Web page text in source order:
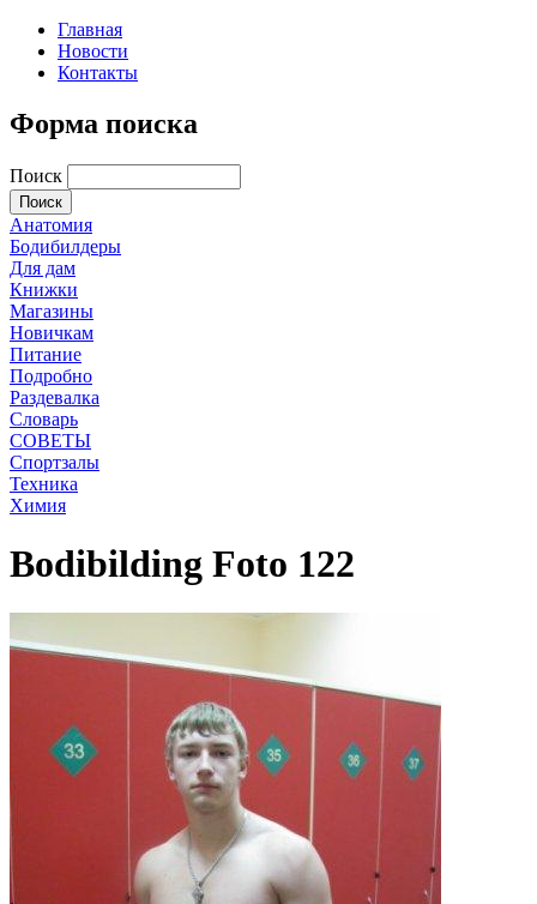
Главная
Новости
Контакты
Форма поиска
Поиск
Анатомия
Бодибилдеры
Для дам
Книжки
Магазины
Новичкам
Питание
Подробно
Раздевалка
Словарь
СОВЕТЫ
Спортзалы
Техника
Химия
Bodibilding Foto 122